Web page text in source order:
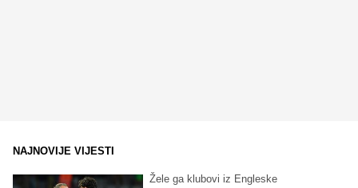
NAJNOVIJE VIJESTI
Žele ga klubovi iz Engleske